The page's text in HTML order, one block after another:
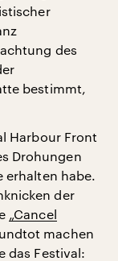
des
bestimmt,
Harbour Front
Drohungen
erhalten habe.
der
„Cancel
machen
das Festival: